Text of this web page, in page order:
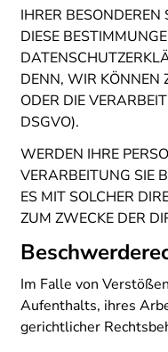
IHRER
DIESE
DENN, WIR KÖNNEN
ODER DIE
DSGVO).
WERDEN IHRE
VERARBEITUNG SIE
ES MIT SOLCHER
ZUM ZWECKE DER
Im Falle von
Aufenthalts, ihres
gerichtlicher